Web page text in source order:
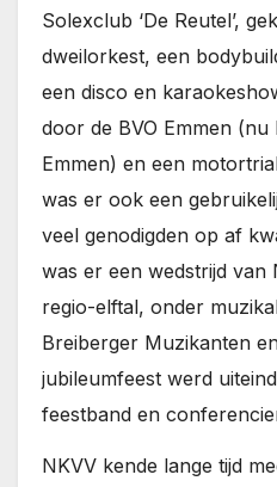
Solexclub ‘De Reutel’,
dweilorkest, een
een disco en
door de BVO Emmen
Emmen) en een
was er ook een
veel genodigden op af
was er een wedstrijd van
regio-elftal, onder
Breiberger Muzikanten
jubileumfeest werd
feestband en
NKVV kende lange tijd